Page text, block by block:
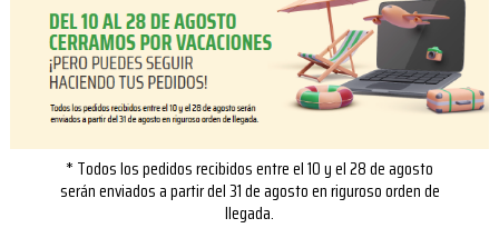
* Todos los pedidos recibidos entre el 10 y el 28 de agosto
serán enviados a partir del 31 de agosto en riguroso orden de
llegada.